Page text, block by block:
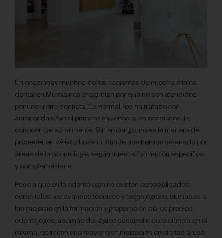
En ocasiones muchos de los pacientes de nuestra clínica
dental en Murcia nos preguntan por qué no son atendidos
por uno u otro dentista. Es normal, les ha tratado con
anterioridad, fue el primero en verlos o, en ocasiones, le
conocen personalmente. Sin embargo, no es la manera de
proceder en Vélez y Lozano, donde nos hemos separado por
áreas de la odontología según nuestra formación específica
y complementaria.
Pese a que en la odontología no existen especialidades
como tales, los avances técnicos y tecnológicos, sumados a
las mejoras en la formación y preparación de los propios
odontólogos, además del lógico desarrollo de la ciencia en sí
misma, permiten una mayor profundización en ciertas áreas